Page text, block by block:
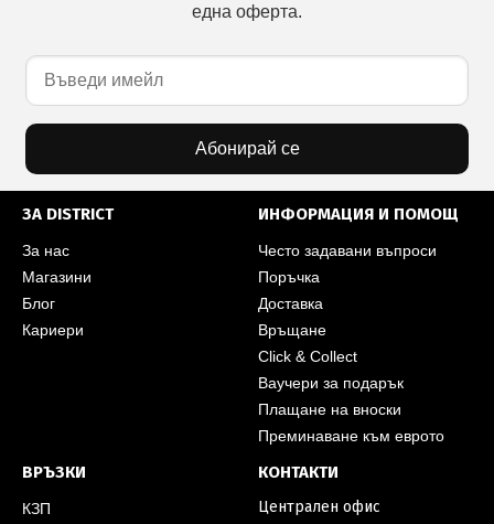
една оферта.
Абонирай се
ЗА DISTRICT
За нас
Магазини
Блог
Кариери
ИНФОРМАЦИЯ И ПОМОЩ
Често задавани въпроси
Поръчка
Доставка
Връщане
Click & Collect
Ваучери за подарък
Плащане на вноски
Преминаване към еврото
ВРЪЗКИ
КЗП
КОНТАКТИ
Централен офис